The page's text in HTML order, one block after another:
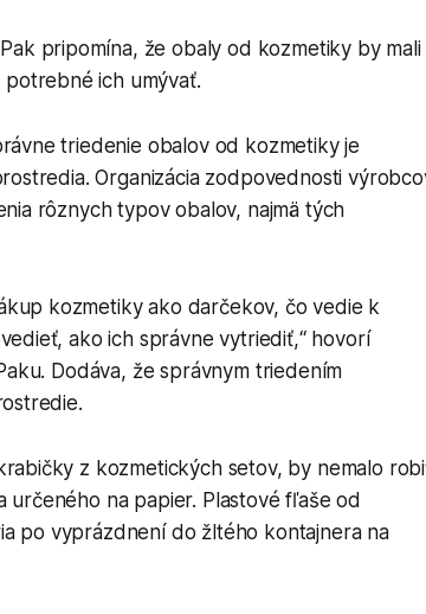
pripomína, že obaly od kozmetiky by mali
ich umývať.
triedenie obalov od kozmetiky je
Organizácia zodpovednosti
rôznych typov obalov, najmä tých
kozmetiky ako darčekov, čo vedie k
ako ich správne vytriediť,“ hovorí
Dodáva, že správnym triedením
z kozmetických setov, by nemalo
na papier. Plastové fľaše od
po vyprázdnení do žltého kontajnera na